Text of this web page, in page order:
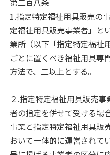
第二百八条
1.指定特定福祉用具販売の
定福祉用具販売事業者」と
業所（以下「指定特定福祉
ごとに置くべき福祉用具専
方法で、二以上とする。
２.指定特定福祉用具販売
者の指定を併せて受ける場
事業と指定特定福祉用具販
おいて一体的に運営されて